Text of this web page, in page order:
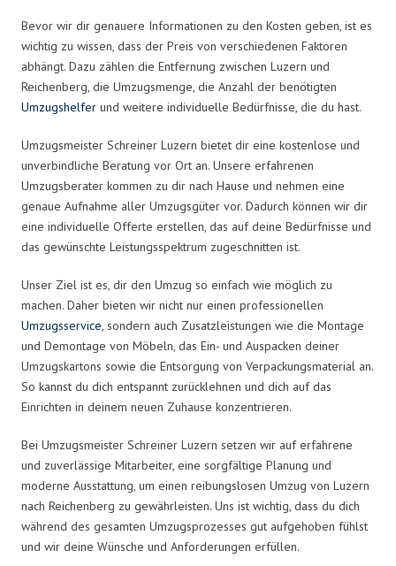
Bevor wir dir genauere Informationen zu den Kosten geben, ist es
wichtig zu wissen, dass der Preis von verschiedenen Faktoren
abhängt. Dazu zählen die Entfernung zwischen Luzern und
Reichenberg, die Umzugsmenge, die Anzahl der benötigten
Umzugshelfer und weitere individuelle Bedürfnisse, die du hast.
Umzugsmeister Schreiner Luzern bietet dir eine kostenlose und
unverbindliche Beratung vor Ort an. Unsere erfahrenen
Umzugsberater kommen zu dir nach Hause und nehmen eine
genaue Aufnahme aller Umzugsgüter vor. Dadurch können wir dir
eine individuelle Offerte erstellen, das auf deine Bedürfnisse und
das gewünschte Leistungsspektrum zugeschnitten ist.
Unser Ziel ist es, dir den Umzug so einfach wie möglich zu
machen. Daher bieten wir nicht nur einen professionellen
Umzugsservice, sondern auch Zusatzleistungen wie die Montage
und Demontage von Möbeln, das Ein- und Auspacken deiner
Umzugskartons sowie die Entsorgung von Verpackungsmaterial an.
So kannst du dich entspannt zurücklehnen und dich auf das
Einrichten in deinem neuen Zuhause konzentrieren.
Bei Umzugsmeister Schreiner Luzern setzen wir auf erfahrene
und zuverlässige Mitarbeiter, eine sorgfältige Planung und
moderne Ausstattung, um einen reibungslosen Umzug von Luzern
nach Reichenberg zu gewährleisten. Uns ist wichtig, dass du dich
während des gesamten Umzugsprozesses gut aufgehoben fühlst
und wir deine Wünsche und Anforderungen erfüllen.